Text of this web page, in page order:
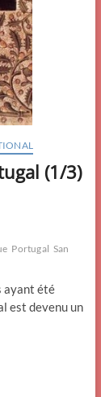
(1/3)
Portugal San
ayant été
est devenu un